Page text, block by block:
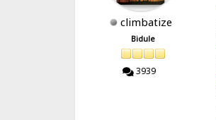
climbatize
Bidule
3939